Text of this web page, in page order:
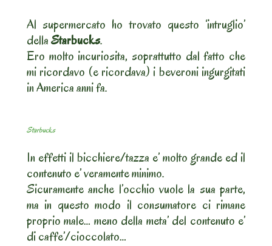
Al supermercato ho trovato questo ‘intruglio’
dellaStarbucks.
Ero molto incuriosita, soprattutto dal fatto che
mi ricordavo (e ricordava) i beveroni ingurgitati
in America anni fa.
Starbucks
In effetti il bicchiere/tazza e’ molto grande ed il
contenuto e’ veramente minimo.
Sicuramente anche l’occhio vuole la sua parte,
ma in questo modo il consumatore ci rimane
proprio male… meno della meta’ del contenuto e’
di caffe’/cioccolato…